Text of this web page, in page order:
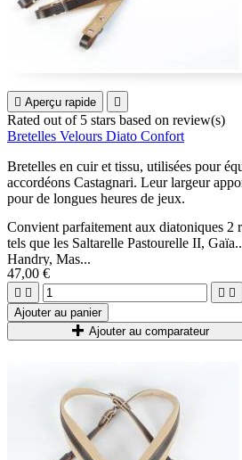
 Aperçu rapide 
Rated out of 5 stars based on review(s)
Bretelles Velours Diato Confort
Bretelles en cuir et tissu, utilisées pour
accordéons Castagnari. Leur largeur
pour de longues heures de jeux.
Convient parfaitement aux diatoniques 2
tels que les Saltarelle Pastourelle II,
Handry, Mas...
47,00 €
   
Ajouter au panier
Ajouter au comparateur